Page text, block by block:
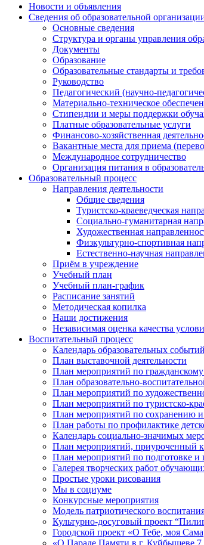
Новости и объявления
Сведения об образовательной
Основные сведения
Структура и органы управления
Документы
Образование
Образовательные стандарты и
Руководство
Педагогический (научно-
Материально-техническое
Стипендии и меры поддержки
Платные образовательные услуги
Финансово-хозяйственная
Вакантные места для приема
Международное сотрудничество
Организация питания в
Образовательный процесс
Направления деятельности
Общие сведения
Туристско-краеведческая
Социально-гуманитарная
Художественная
Физкультурно-спортивная
Естественно-научная
Приём в учреждение
Учебный план
Учебный план-график
Расписание занятий
Методическая копилка
Наши достижения
Независимая оценка качества
Воспитательный процесс
Календарь образовательных событий
План выставочной деятельности
План мероприятий по
План образовательно-
План мероприятий по
План мероприятий по туристско-
План мероприятий по сохранению
План работы по профилактике
Календарь социально-значимых
План мероприятий, приуроченный к
План мероприятий по подготовке и
Галерея творческих работ
Простые уроки рисования
Мы в социуме
Конкурсные мероприятия
Модель патриотического
Культурно-досуговый проект
Городской проект «О Тебе, моя
«О Параде Памяти в г. Куйбышеве 7